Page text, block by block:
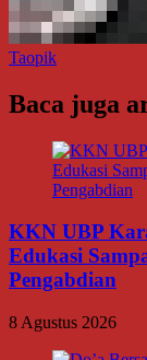
Taopik
Baca juga
KKN UBP
Edukasi
Pengabdian
8 Agustus 2026